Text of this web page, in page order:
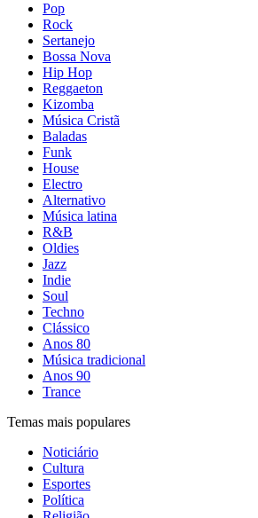
Pop
Rock
Sertanejo
Bossa Nova
Hip Hop
Reggaeton
Kizomba
Música Cristã
Baladas
Funk
House
Electro
Alternativo
Música latina
R&B
Oldies
Jazz
Indie
Soul
Techno
Clássico
Anos 80
Música tradicional
Anos 90
Trance
Temas mais populares
Noticiário
Cultura
Esportes
Política